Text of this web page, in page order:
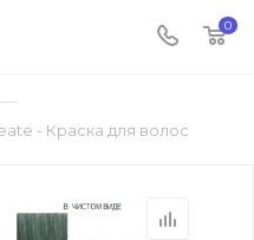
0
—
- Краска для волос